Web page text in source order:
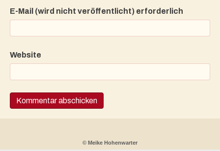
E-Mail (wird nicht veröffentlicht) erforderlich
Website
© Meike Hohenwarter